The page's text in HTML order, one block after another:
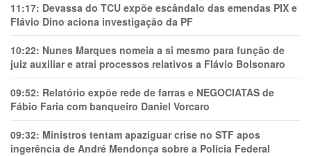
11:17: Devassa do TCU expõe escândalo das emendas PIX e
Flávio Dino aciona investigação da PF
10:22: Nunes Marques nomeia a si mesmo para função de
juiz auxiliar e atrai processos relativos a Flávio Bolsonaro
09:52: Relatório expõe rede de farras e NEGOCIATAS de
Fábio Faria com banqueiro Daniel Vorcaro
09:32: Ministros tentam apaziguar crise no STF apos
ingerência de André Mendonça sobre a Polícia Federal